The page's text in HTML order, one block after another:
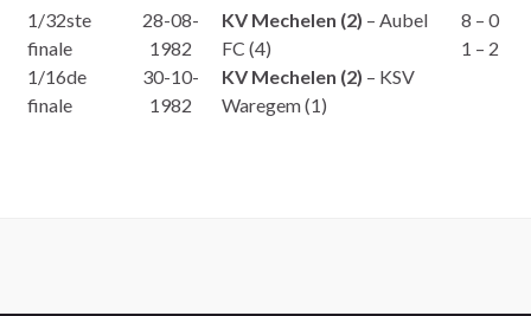
1/32ste
finale
1/16de
finale
28-08-
1982
30-10-
1982
KV Mechelen (2) – Aubel
FC (4)
KV Mechelen (2) – KSV
Waregem (1)
8 – 0
1 – 2